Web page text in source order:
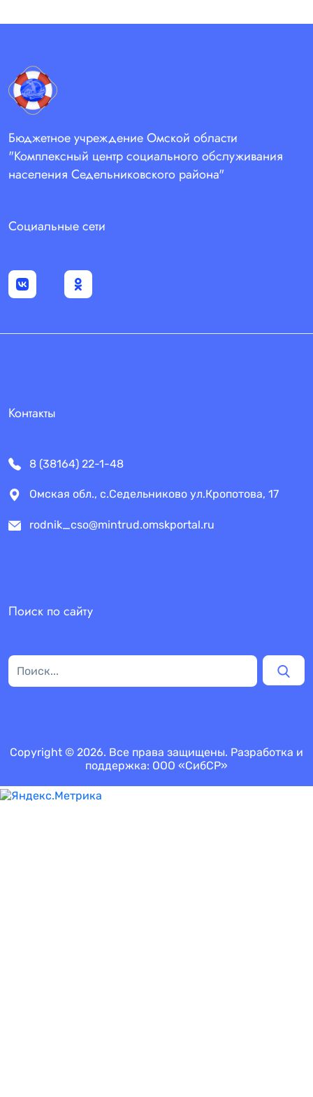
Бюджетное учреждение Омской области
"Комплексный центр социального обслуживания
населения Седельниковского района"
Социальные сети
Контакты
8 (38164) 22-1-48
Омская обл., с.Седельниково ул.Кропотова, 17
rodnik_cso@mintrud.omskportal.ru
Поиск по сайту
Copyright © 2026. Все права защищены. Разработка и
поддержка: ООО «СибСР»